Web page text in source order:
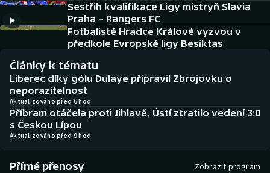
Baseball a softbal
Biatlon
Boby a skeleton
Box
Curling
Historické návraty
Aplikace ČT sport
AZ kvíz
Sestřih kvalifikace Ligy mistryň Slavia
Praha – Rangers FC
Fotbalisté Hradce Králové vyzvou v
předkole Evropské ligy Besiktas
Články k tématu
Liberec díky gólu Dulaye připravil Zbrojovku o
neporazitelnost
Aktualizováno před 6 hod
Příbram otáčela proti Jihlavě, Ústí ztratilo vedení 3:0
s Českou Lípou
Aktualizováno před 9 hod
Přímé přenosy Zobrazit program